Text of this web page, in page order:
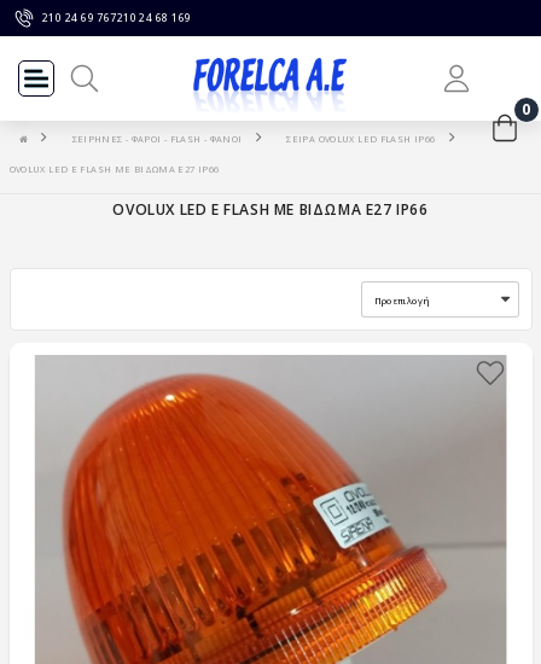
210 24 69 767210 24 68 169
0
ΣΕΙΡΗΝΕΣ - ΦΑΡΟΙ - FLASH - ΦΑΝΟΙ ΣΕΙΡΑ OVOLUX LED FLASH IP66
OVOLUX LED E FLASH ΜΕ ΒΙΔΩΜΑ Ε27 IP66
OVOLUX LED E FLASH ΜΕ ΒΙΔΩΜΑ Ε27 IP66